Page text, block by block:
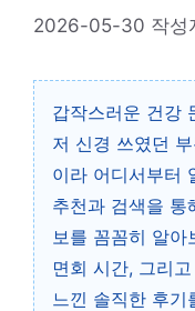
2026-05-30 작성
갑작스러운 건강
저 신경 쓰였던
이라 어디서부터
추천과 검색을 통
보를 꼼꼼히 알아
면회 시간, 그리
느낀 솔직한 후